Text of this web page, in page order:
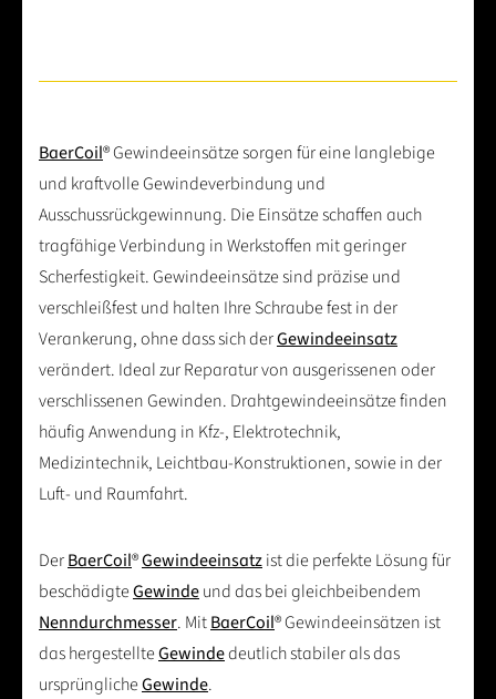
BaerCoil® Gewindeeinsätze sorgen für eine langlebige
und kraftvolle Gewindeverbindung und
Ausschussrückgewinnung. Die Einsätze schaffen auch
tragfähige Verbindung in Werkstoffen mit geringer
Scherfestigkeit. Gewindeeinsätze sind präzise und
verschleißfest und halten Ihre Schraube fest in der
Verankerung, ohne dass sich derGewindeeinsatz
verändert. Ideal zur Reparatur von ausgerissenen oder
verschlissenen Gewinden. Drahtgewindeeinsätze finden
häufig Anwendung in Kfz-, Elektrotechnik,
Medizintechnik, Leichtbau-Konstruktionen, sowie in der
Luft- und Raumfahrt.
DerBaerCoil®Gewindeeinsatzist die perfekte Lösung für
beschädigteGewindeund das bei gleichbeibendem
Nenndurchmesser. MitBaerCoil® Gewindeeinsätzen ist
das hergestellteGewindedeutlich stabiler als das
ursprünglicheGewinde.